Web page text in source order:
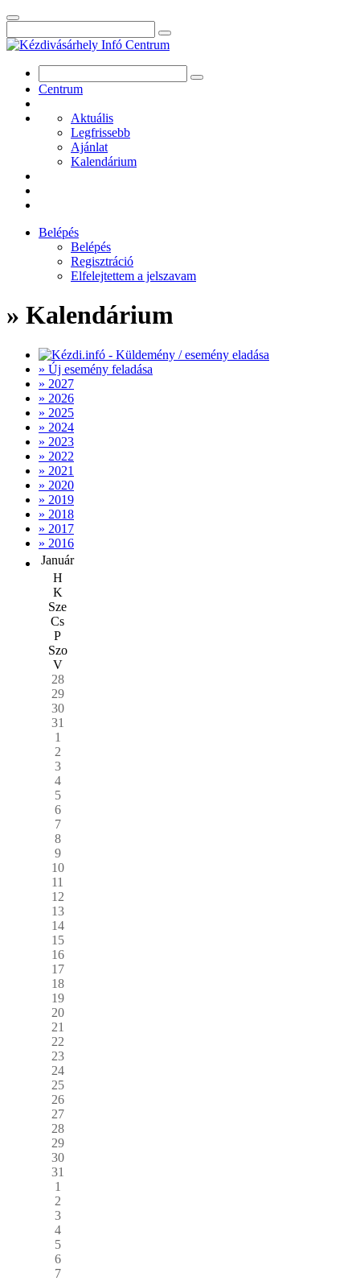
Centrum
Aktuális
Legfrissebb
Ajánlat
Kalendárium
Belépés
Belépés
Regisztráció
Elfelejtettem a jelszavam
» Kalendárium
» Új esemény feladása
» 2027
» 2026
» 2025
» 2024
» 2023
» 2022
» 2021
» 2020
» 2019
» 2018
» 2017
» 2016
Január
H
K
Sze
Cs
P
Szo
V
28
29
30
31
1
2
3
4
5
6
7
8
9
10
11
12
13
14
15
16
17
18
19
20
21
22
23
24
25
26
27
28
29
30
31
1
2
3
4
5
6
7